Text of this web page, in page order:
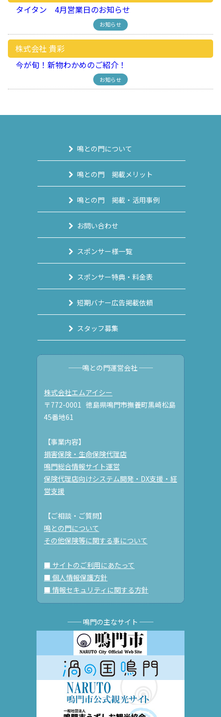
タイタン 4月営業日のお知らせ
お知らせ
株式会社 貴彩
今が旬！新物わかめのご紹介！
お知らせ
鳴との門について
鳴との門 掲載メリット
鳴との門 掲載・活用事例
お問い合わせ
スポンサー様一覧
スポンサー特典・料金表
短期バナー広告掲載依頼
スタッフ募集
──鳴との門運営会社 ──
株式会社エムアイシー
〒772-0001 徳島県鳴門市撫養町黒崎松島
45番地61
【事業内容】
損害保険・生命保険代理店
鳴門総合情報サイト運営
保険代理店向けシステム開発・DX支援・経
営支援
【ご相談・ご質問】
鳴との門について
その他保険等に関する事について
■ サイトのご利用にあたって
■ 個人情報保護方針
■ 情報セキュリティに関する方針
── 鳴門の主なサイト ──